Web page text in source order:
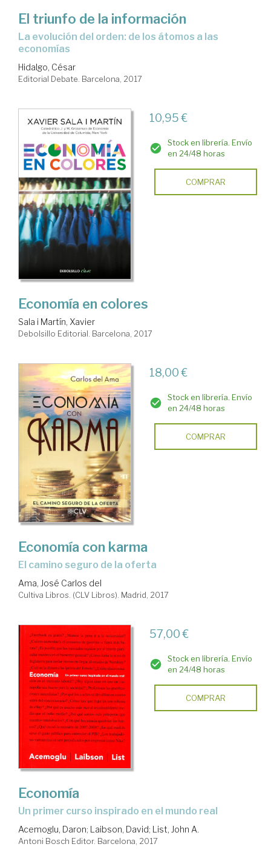
El triunfo de la información
la evolución del orden: de los átomos a las
economías
Hidalgo, César
Editorial Debate. Barcelona, 2017
10,95 €
Stock en librería. Envío
en 24/48 horas
COMPRAR
Economía en colores
Sala i Martín, Xavier
Debolsillo Editorial. Barcelona, 2017
18,00 €
Stock en librería. Envío
en 24/48 horas
COMPRAR
Economía con karma
el camino seguro de la oferta
Ama, José Carlos del
Cultiva Libros. (CLV Libros). Madrid, 2017
57,00 €
Stock en librería. Envío
en 24/48 horas
COMPRAR
Economía
un primer curso inspirado en el mundo real
Acemoglu, Daron; Laibson, David; List, John A.
Antoni Bosch Editor. Barcelona, 2017